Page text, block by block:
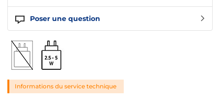
Poser une question
Informations du service technique